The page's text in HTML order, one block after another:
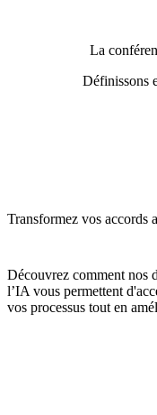
La
Définissons
Transformez vos accords
Découvrez comment nos
l’IA vous permettent
vos processus tout en